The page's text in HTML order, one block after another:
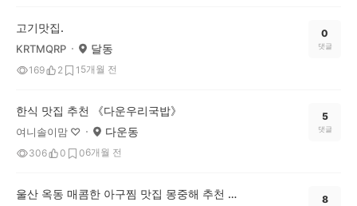
고기맛집.
KRTMQRP 달동
169 2 1 5개월 전
0
댓글
한식 맛집 추천 《다운우리국밥》
여니솔이맘 ♡ 다운동
306 0 06개월 전
5
댓글
울산 옥동 매콤한 아구찜 맛집 몽중해 추천 드려요! 8